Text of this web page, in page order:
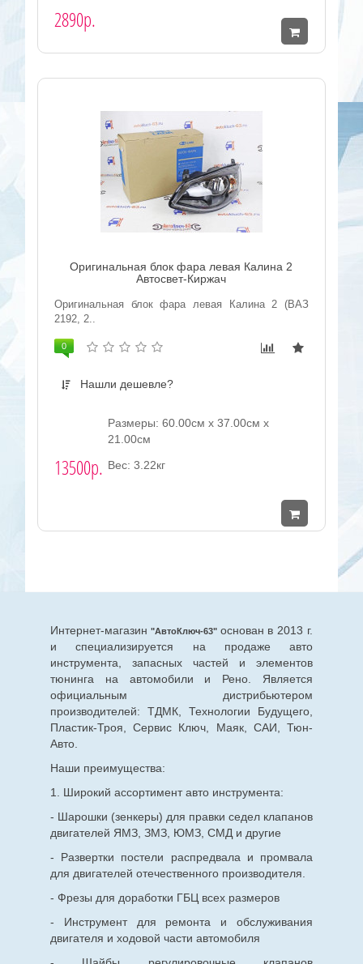
2890р.
Оригинальная блок фара левая Калина 2
Автосвет-Киржач
Оригинальная блок фара левая Калина 2 (ВАЗ
2192, 2..
0
Нашли дешевле?
13500р.
Размеры: 60.00см x 37.00см x
21.00см
Вес: 3.22кг
Интернет-магазин "АвтоКлюч-63" основан в 2013 г.
и специализируется на продаже авто
инструмента, запасных частей и элементов
тюнинга на автомобили и Рено. Является
официальным дистрибьютером
производителей: ТДМК, Технологии Будущего,
Пластик-Троя, Сервис Ключ, Маяк, САИ, Тюн-
Авто.
Наши преимущества:
1. Широкий ассортимент авто инструмента:
- Шарошки (зенкеры) для правки седел клапанов
двигателей ЯМЗ, ЗМЗ, ЮМЗ, СМД и другие
- Развертки постели распредвала и промвала
для двигателей отечественного производителя.
- Фрезы для доработки ГБЦ всех размеров
- Инструмент для ремонта и обслуживания
двигателя и ходовой части автомобиля